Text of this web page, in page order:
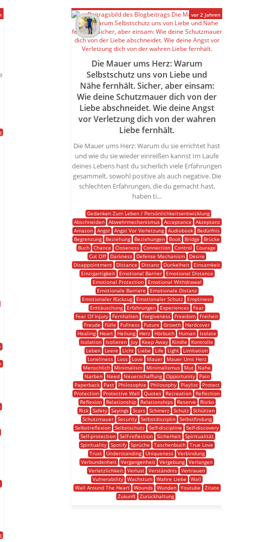
Die Mauer ums Herz: Warum
Selbstschutz uns von Liebe und
Nähe fernhält. Sicher, aber einsam:
Wie deine Schutzmauer dich von der
Liebe abschneidet. Wie deine Angst
vor Verletzung dich von der wahren
Liebe fernhält.
Die Mauer ums Herz: Warum du sie errichtet hast
und wie du sie wieder einreißen kannst Im Laufe
deines Lebens hast du sicherlich viele Erfahrungen
gesammelt, sowohl positive als auch negative. Die
schlechten Erfahrungen, die du gemacht hast,
haben ti...
Gedanken Zum Leben / Persönlichkeitsentwicklung
Abschneiden
Abwehrmechanismus Acceptance
Akzeptanz
Amazon Angst Angst Vor Verletzung Audiobook
Bedürfnis
Begrenzung
Beziehung Beziehungen Book Bridge
Brücke
Buch Chance Closeness Connection Control
Courage
Cut Off
Darkness Defense Mechanism
Desire
Disappointment
Distance Distanz Dunkelheit
Einsamkeit
Einzigartigkeit
Emotional Barrier
Emotional Distance
Emotional Protection
Emotional Withdrawal
Emotionale Barriere
Emotionale Distanz
Emotionaler Rückzug
Emotionaler Schutz
Emptiness
Enttäuschung
Erfahrungen Experiences
Fear
Fear Of Injury
Fernhalten Forgiveness Freedom
Freiheit
Freude
Fülle Fullness Future Growth
Hardcover
Healing
Heart Heilung Herz Hörbuch Human
Isolate
Isolation
Isolieren Joy Keep Away Kindle
Kontrolle
Leben
Leere Licht Liebe Life Light
Limitation
Loneliness
Loss Love Mauer
Mauer Ums Herz
Menschlich
Minimalism Minimalismus Mut
Nahe
Narben
Need Neuerschaffung Opportunity
Pain
Paperback
Past Philosophie Philosophy Playlist
Protect
Protection
Protective Wall Quotes Recreation
Reflection
Reflexion
Relationship Relationships Reserve
Risiko
Risk Safety Sayings Scars Schmerz Schutz Schützen
Schutzmauer
Security Selbstdisziplin
Selbstfindung
Selbstreflexion Selbstschutz Self-discipline
Self-discovery
Self-protection
Self-reflection Sicherheit
Spiritualität
Spirituality Spotify Sprüche Taschenbuch True Love
Trust
Understanding Uniqueness
Verbindung
Verbundenheit Vergangenheit Vergebung Verlangen
Verletzlichkeit Verlust Verständnis Vertrauen
Vulnerability Wachstum Wahre Liebe
Wall
Wall Around The Heart
Wounds Wunden Youtube
Zitate
Zukunft
Zurückhaltung
vor 2 Jahren